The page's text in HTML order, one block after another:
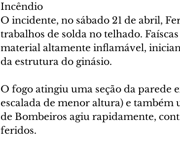
Incêndio
O incidente, no sábado 21 de abril,
trabalhos de solda no telhado.
material altamente inflamável,
da estrutura do ginásio.
O fogo atingiu uma seção da parede
escalada de menor altura) e
de Bombeiros agiu rapidamente,
feridos.